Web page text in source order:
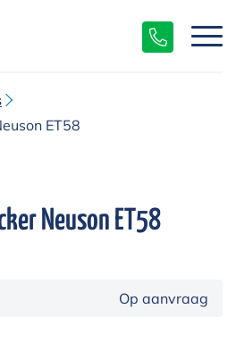
ET58
Neuson ET58
Op aanvraag